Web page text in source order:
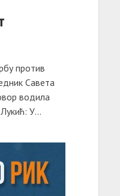
против
Савета
водила
У...